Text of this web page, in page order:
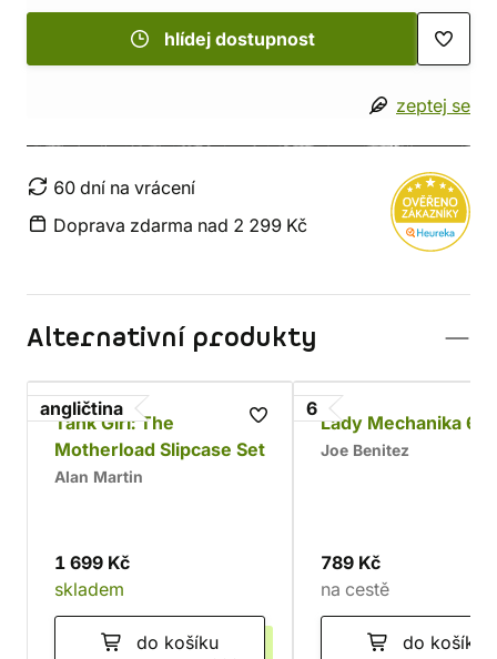
hlídej dostupnost
zeptej se
60 dní na vrácení
Doprava zdarma nad 2 299 Kč
Alternativní produkty
angličtina
Tank Girl: The
Motherload Slipcase Set
Alan Martin
1 699 Kč
skladem
do košíku
6
Lady Mechanika 6
Joe Benitez
789 Kč
na cestě
do košíku